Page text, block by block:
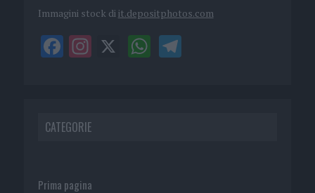
Immagini stock di it.depositphotos.com
CATEGORIE
Prima pagina